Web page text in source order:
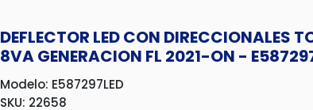
DEFLECTOR LED CON DIRECCIONALES
8VA GENERACION FL 2021-ON -
Modelo: E587297LED
SKU: 22658